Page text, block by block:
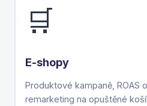
🛒
E-shopy
Produktové kampaně, ROAS
remarketing na opuštěné